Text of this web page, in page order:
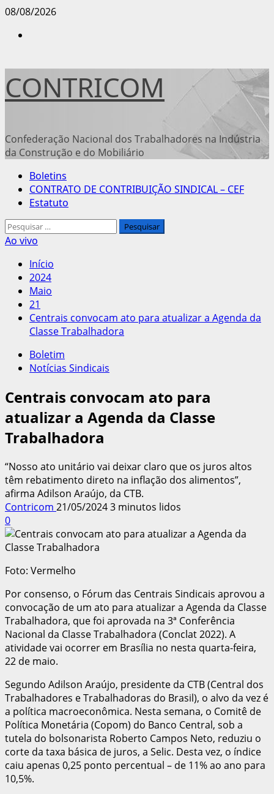
Avançar
08/08/2026
CONTRICOM
Confederação Nacional dos Trabalhadores na Indústria
da Construção e do Mobiliário
Menu
principal
Boletins
CONTRATO DE CONTRIBUIÇÃO SINDICAL – CEF
Estatuto
Pesquisar
por:
Ao vivo
Início
2024
Maio
21
Centrais convocam ato para atualizar a Agenda da
Classe Trabalhadora
Boletim
Notícias Sindicais
Centrais convocam ato para
atualizar a Agenda da Classe
Trabalhadora
“Nosso ato unitário vai deixar claro que os juros altos
têm rebatimento direto na inflação dos alimentos”,
afirma Adilson Araújo, da CTB.
Contricom 21/05/20243 minutos lidos
0
Foto: Vermelho
Por consenso, o Fórum das Centrais Sindicais aprovou a
convocação de um ato para atualizar a Agenda da Classe
Trabalhadora, que foi aprovada na 3ª Conferência
Nacional da Classe Trabalhadora (Conclat 2022). A
atividade vai ocorrer em Brasília no nesta quarta-feira,
22 de maio.
Segundo Adilson Araújo, presidente da CTB (Central dos
Trabalhadores e Trabalhadoras do Brasil), o alvo da vez é
a política macroeconômica. Nesta semana, o Comitê de
Política Monetária (Copom) do Banco Central, sob a
tutela do bolsonarista Roberto Campos Neto, reduziu o
corte da taxa básica de juros, a Selic. Desta vez, o índice
caiu apenas 0,25 ponto percentual – de 11% ao ano para
10,5%.